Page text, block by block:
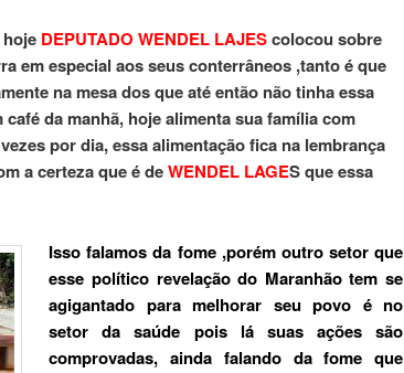
DEPUTADO WENDEL LAJEScolocou sobre
em especial aos seus conterrâneos ,tanto é que
na mesa dos que até então não tinha essa
da manhã, hoje alimenta sua família com
por dia, essa alimentação fica na lembrança
a certeza que é deWENDEL LAGES que essa
Isso falamos da fome ,porém outro setor que
esse político revelação do Maranhão tem se
agigantado para melhorar seu povo é no
setor da saúde pois lá suas ações são
comprovadas, ainda falando da fome que